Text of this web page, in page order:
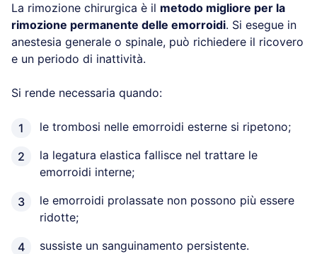
La rimozione chirurgica è il metodo migliore per la
rimozione permanente delle emorroidi. Si esegue in
anestesia generale o spinale, può richiedere il ricovero
e un periodo di inattività.
Si rende necessaria quando:
le trombosi nelle emorroidi esterne si ripetono;
la legatura elastica fallisce nel trattare le
emorroidi interne;
le emorroidi prolassate non possono più essere
ridotte;
sussiste un sanguinamento persistente.